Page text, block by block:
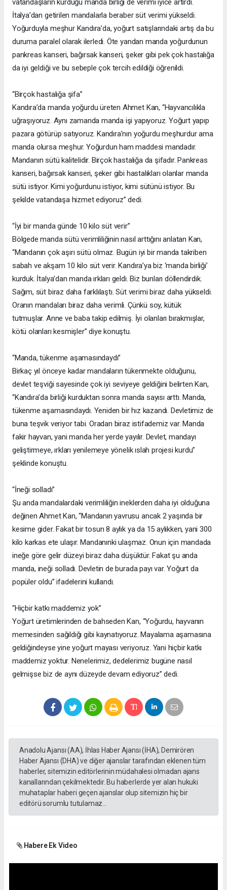
vatandaşların kurduğu manda birliği de verimi iyice artırdı.
İtalya’dan getirilen mandalarla beraber süt verimi yükseldi.
Yoğurduyla meşhur Kandıra’da, yoğurt satışlarındaki artış da bu
duruma paralel olarak ilerledi. Öte yandan manda yoğurdunun
pankreas kanseri, bağırsak kanseri, şeker gibi pek çok hastalığa
da iyi geldiği ve bu sebeple çok tercih edildiği öğrenildi.
“Birçok hastalığa şifa”
Kandıra’da manda yoğurdu üreten Ahmet Kan, “Hayvancılıkla
uğraşıyoruz. Aynı zamanda manda işi yapıyoruz. Yoğurt yapıp
pazara götürüp satıyoruz. Kandıra’nın yoğurdu meşhurdur ama
manda olursa meşhur. Yoğurdun ham maddesi mandadır.
Mandanın sütü kalitelidir. Birçok hastalığa da şifadır. Pankreas
kanseri, bağırsak kanseri, şeker gibi hastalıkları olanlar manda
sütü istiyor. Kimi yoğurdunu istiyor, kimi sütünü istiyor. Bu
şekilde vatandaşa hizmet ediyoruz” dedi.
“İyi bir manda günde 10 kilo süt verir”
Bölgede manda sütü verimliliğinin nasıl arttığını anlatan Kan,
“Mandanın çok aşırı sütü olmaz. Bugün iyi bir manda takriben
sabah ve akşam 10 kilo süt verir. Kandıra’ya biz ‘manda birliği’
kurduk. İtalya’dan manda ırkları geldi. Biz bunları döllendirdik.
Sağım, süt biraz daha farklılaştı. Süt verimi biraz daha yükseldi.
Oranın mandaları biraz daha verimli. Çünkü soy, kütük
tutmuşlar. Anne ve baba takip edilmiş. İyi olanları bırakmışlar,
kötü olanları kesmişler” diye konuştu.
“Manda, tükenme aşamasındaydı”
Birkaç yıl önceye kadar mandaların tükenmekte olduğunu,
devlet teşviği sayesinde çok iyi seviyeye geldiğini belirten Kan,
“Kandıra’da birliği kurduktan sonra manda sayısı arttı. Manda,
tükenme aşamasındaydı. Yeniden bir hız kazandı. Devletimiz de
buna teşvik veriyor tabi. Oradan biraz istifademiz var. Manda
fakir hayvan, yani manda her yerde yayılır. Devlet, mandayı
geliştirmeye, ırkları yenilemeye yönelik ıslah projesi kurdu”
şeklinde konuştu.
“İneği solladı”
Şu anda mandalardaki verimliliğin ineklerden daha iyi olduğuna
değinen Ahmet Kan, “Mandanın yavrusu ancak 2 yaşında bir
kesime gider. Fakat bir tosun 8 aylık ya da 15 aylıkken, yani 300
kilo karkas ete ulaşır. Mandanınki ulaşmaz. Onun için mandada
ineğe göre gelir düzeyi biraz daha düşüktür. Fakat şu anda
manda, ineği solladı. Devletin de burada payı var. Yoğurt da
popüler oldu” ifadelerini kullandı.
“Hiçbir katkı maddemiz yok”
Yoğurt üretimlerinden de bahseden Kan, “Yoğurdu, hayvanın
memesinden sağıldığı gibi kaynatıyoruz. Mayalama aşamasına
geldiğindeyse yine yoğurt mayası veriyoruz. Yani hiçbir katkı
maddemiz yoktur. Nenelerimiz, dedelerimiz bugüne nasıl
gelmişse biz de aynı düzeyde devam ediyoruz” dedi.
Anadolu Ajansı (AA), İhlas Haber Ajansı (İHA), Demirören
Haber Ajansı (DHA) ve diğer ajanslar tarafından eklenen tüm
haberler, sitemizin editörlerinin müdahalesi olmadan ajans
kanallarından çekilmektedir. Bu haberlerde yer alan hukuki
muhataplar haberi geçen ajanslar olup sitemizin hiç bir
editörü sorumlu tutulamaz...
Habere Ek Video